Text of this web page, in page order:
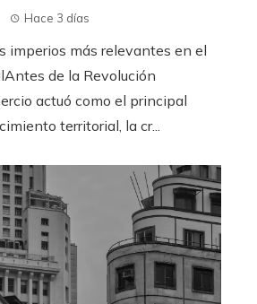
Hace 3 días
imperios más relevantes en el
de la Revolución
actuó como el principal
territorial, la cr...